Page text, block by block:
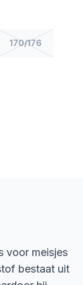
170/176
voor meisjes
bestaat uit